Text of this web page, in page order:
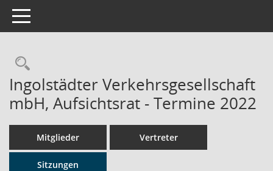
Toggle navigation
Rechercheauswahl
Ingolstädter Verkehrsgesellschaft
mbH, Aufsichtsrat - Termine 2022
Mitglieder Vertreter
Sitzungen